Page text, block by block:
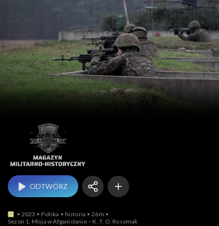
ODTWÓRZ
2023 Polska historia
26m
Sezon 1, Misja w Afganistanie – K. T. O. Rosomak